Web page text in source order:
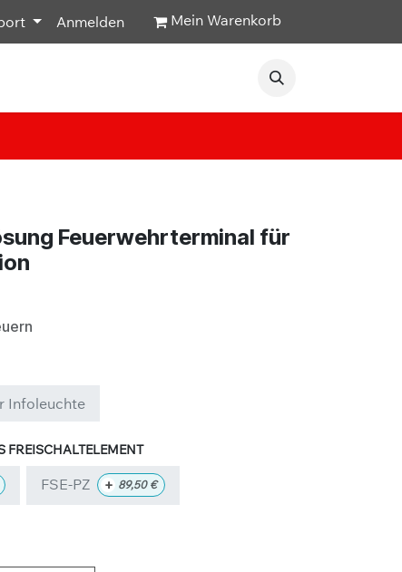
Anmelden Mein Warenkorb
Feuerwehrterminal für
Infoleuchte
FREISCHALTELEMENT
FSE-PZ + 89,50€